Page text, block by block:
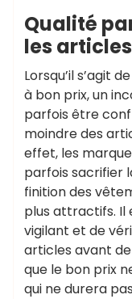
Qualité
les
Lorsqu’il s’agit
à bon prix, un
parfois être
moindre des
effet, les
parfois sacrifier
finition des
plus attractifs. Il
vigilant et de
articles avant
que le bon prix
qui ne durera